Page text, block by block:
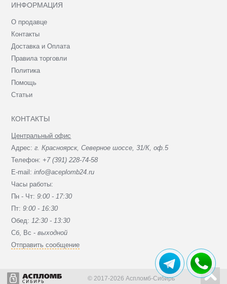
ИНФОРМАЦИЯ
О продавце
Контакты
Доставка и Оплата
Правила торговли
Политика
Помощь
Статьи
КОНТАКТЫ
Центральный офис
Адрес:г. Красноярск, Северное шоссе, 31/К, оф.5
Телефон: +7 (391) 228-74-58
E-mail:info@aceplomb24.ru
Часы работы:
Пн - Чт:9:00 - 17:30
Пт:9:00 - 16:30
Обед: 12:30 - 13:30
Сб, Вc -выходной
Отправить сообщение
© 2017-2026 Аспломб-Сибирь